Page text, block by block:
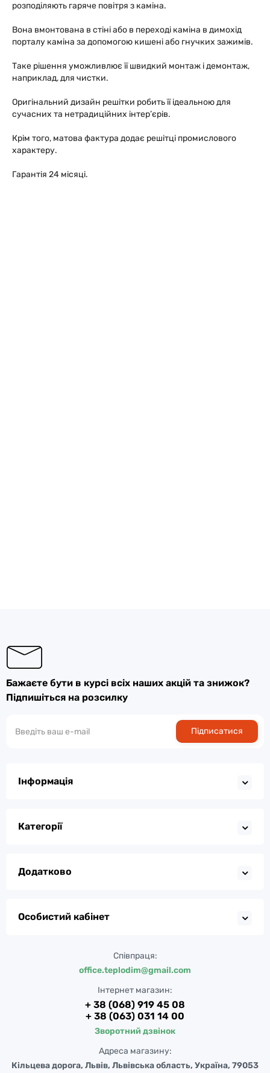
розподіляють гаряче повітря з каміна.
Вона вмонтована в стіні або в переході каміна в димохід
порталу каміна за допомогою кишені або гнучких зажимів.
Таке рішення уможливлює її швидкий монтаж і демонтаж,
наприклад, для чистки.
Оригінальний дизайн решітки робить її ідеальною для
сучасних та нетрадиційних інтер’єрів.
Крім того, матова фактура додає решітці промислового
характеру.
Гарантія 24 місяці.
Бажаєте бути в курсі всіх наших акцій та знижок?
Підпишіться на розсилку
Підписатися
Інформація
Категорії
Додатково
Особистий кабінет
Співпраця:
office.teplodim@gmail.com
Інтернет магазин:
+ 38 (068) 919 45 08
+ 38 (063) 031 14 00
Зворотний дзвінок
Адреса магазину:
Кільцева дорога, Львів, Львівська область, Україна, 79053